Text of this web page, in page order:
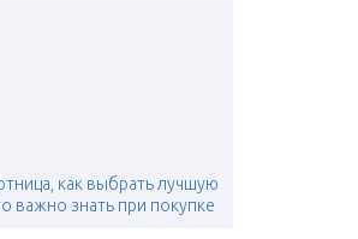
как выбрать лучшую
важно знать при покупке